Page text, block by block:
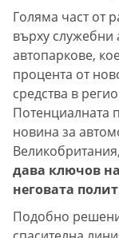
Голяма част от
върху
автопаркове,
процента от
средства в
Потенциалната
новина за
дава ключов
неговата
Подобно